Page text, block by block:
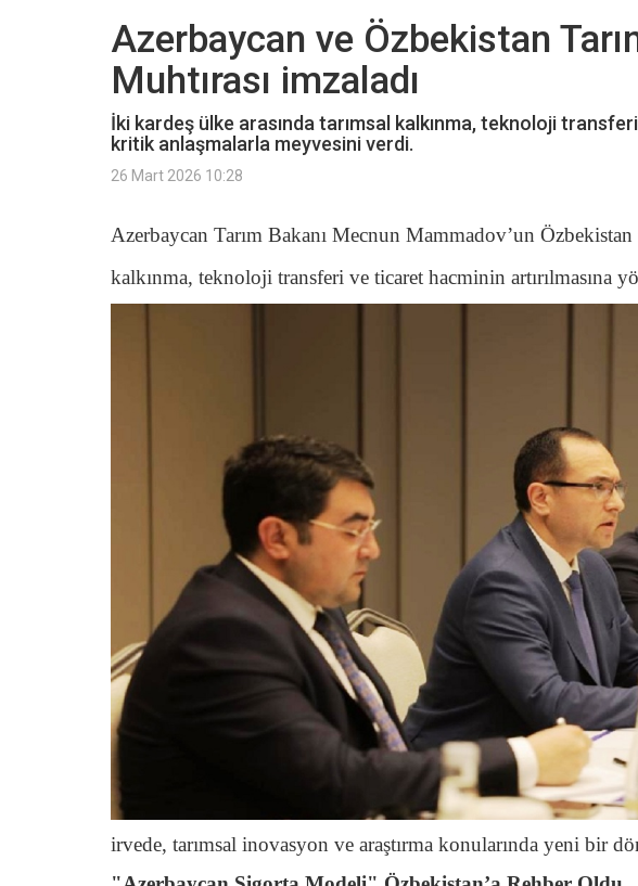
Azerbaycan ve Özbekistan
Muhtırası imzaladı
İki kardeş ülke arasında tarımsal kalkınma, teknoloji
kritik anlaşmalarla meyvesini verdi.
26 Mart 2026 10:28
Azerbaycan Tarım Bakanı Mecnun Mammadov’un
kalkınma, teknoloji transferi ve ticaret hacminin artırılmasına
irvede, tarımsal inovasyon ve araştırma konularında yeni bir